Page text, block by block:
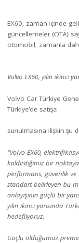
EX60, zaman içinde
güncellemeler (OTA)
otomobil, zamanla
Volvo EX60, yılın ikinci
Volvo Car Türkiye
Türkiye’de satışa
sunulmasına ilişkin şu
“Volvo EX60,
kaldırdığımız bir
performans, güvenlik ve
standart belirleyen bu
anlayışının güçlü bir
yılın ikinci yarısında
hedefliyoruz.
Güçlü olduğumuz